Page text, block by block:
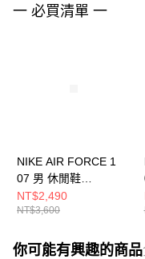
一 必買清單 一
NIKE AIR FORCE 1
07 男 休閒鞋
FJ4146122
NT$2,490
NT$3,600
你可能有興趣的商品